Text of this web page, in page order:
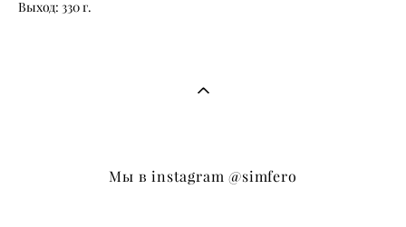
Выход: 330 г.
Мы в instagram@simfero